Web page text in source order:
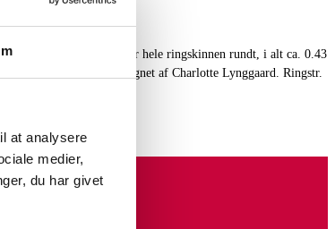
at analysere
medier,
du har givet
prydet med brillanter hele ringskinnen rundt, i alt ca. 0.43
(G), klarhed: VS. Designet af Charlotte Lynggaard. Ringstr.